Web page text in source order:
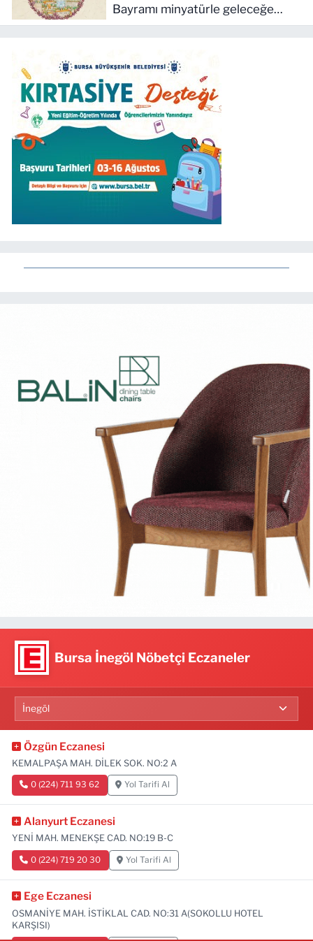
Bayramı minyatürle geleceğe
taşınacak
Bursa İnegöl Nöbetçi Eczaneler
Özgün Eczanesi
KEMALPAŞA MAH. DİLEK SOK. NO:2 A
0 (224) 711 93 62 Yol Tarifi Al
Alanyurt Eczanesi
YENİ MAH. MENEKŞE CAD. NO:19 B-C
0 (224) 719 20 30 Yol Tarifi Al
Ege Eczanesi
OSMANİYE MAH. İSTİKLAL CAD. NO:31 A(SOKOLLU HOTEL
KARŞISI)